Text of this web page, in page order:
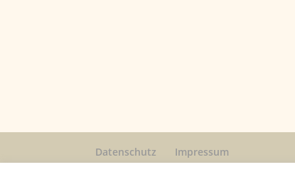
Datenschutz Impressum